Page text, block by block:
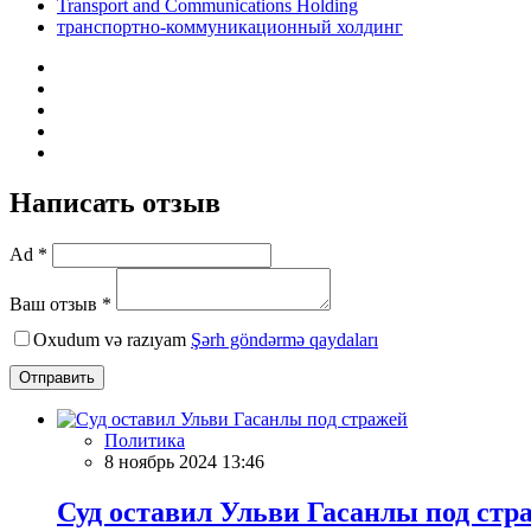
Transport and Communications Holding
транспортно-коммуникационный холдинг
Написать отзыв
Ad *
Ваш отзыв *
Oxudum və razıyam Şərh göndərmə qaydaları
Отправить
Политика
8 ноябрь 2024 13:46
Суд оставил Ульви Гасанлы под